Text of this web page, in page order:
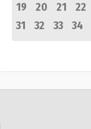
19
20 21 22
31
32 33 34